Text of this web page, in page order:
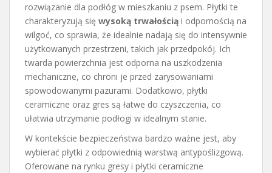
rozwiązanie dla podłóg w mieszkaniu z psem. Płytki te
charakteryzują się wysoką trwałością i odpornością na
wilgoć, co sprawia, że idealnie nadają się do intensywnie
użytkowanych przestrzeni, takich jak przedpokój. Ich
twarda powierzchnia jest odporna na uszkodzenia
mechaniczne, co chroni je przed zarysowaniami
spowodowanymi pazurami. Dodatkowo, płytki
ceramiczne oraz gres są łatwe do czyszczenia, co
ułatwia utrzymanie podłogi w idealnym stanie.
W kontekście bezpieczeństwa bardzo ważne jest, aby
wybierać płytki z odpowiednią warstwą antypoślizgową.
Oferowane na rynku gresy i płytki ceramiczne